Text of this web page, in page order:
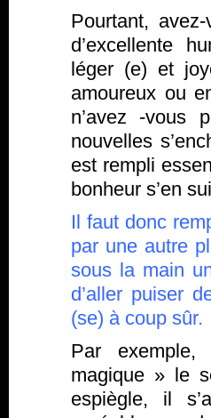
Pourtant,
d’excellente
léger (e) et
amoureux ou
n’avez -vous
nouvelles
est rempli
bonheur s’en
Il faut donc
par une autre
sous la main
d’aller puiser
(se) à coup sûr.
Par
magique » le
espiègle, il